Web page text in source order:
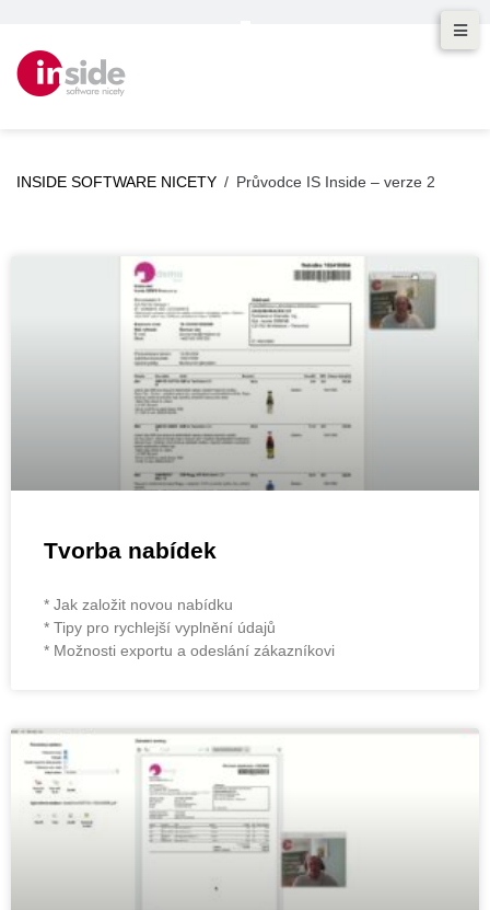
INSIDE SOFTWARE NICETY / Průvodce IS Inside – verze 2
Tvorba nabídek
* Jak založit novou nabídku
* Tipy pro rychlejší vyplnění údajů
* Možnosti exportu a odeslání zákazníkovi